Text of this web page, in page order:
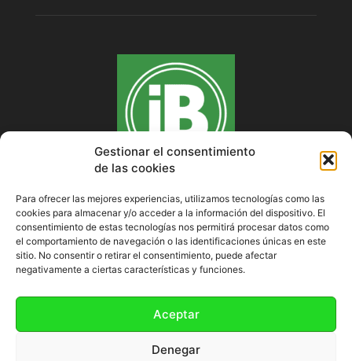
Gestionar el consentimiento
de las cookies
Para ofrecer las mejores experiencias, utilizamos tecnologías como las
cookies para almacenar y/o acceder a la información del dispositivo. El
consentimiento de estas tecnologías nos permitirá procesar datos como
el comportamiento de navegación o las identificaciones únicas en este
sitio. No consentir o retirar el consentimiento, puede afectar
negativamente a ciertas características y funciones.
Aceptar
Denegar
SOBRE NOSOTROS